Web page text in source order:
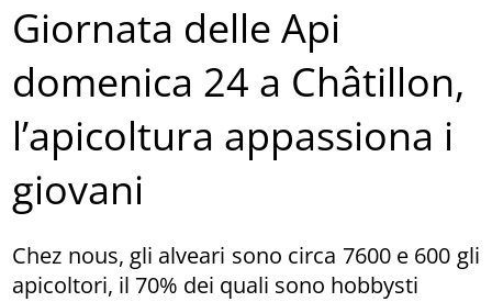
Giornata delle Api
domenica 24 a Châtillon,
l’apicoltura appassiona i
giovani
Chez nous, gli alveari sono circa 7600 e 600 gli
apicoltori, il 70% dei quali sono hobbysti